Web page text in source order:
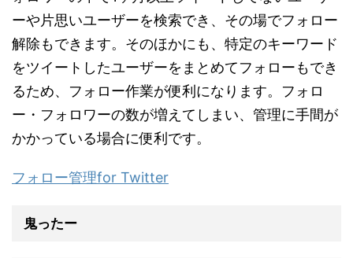
ーや片思いユーザーを検索でき、その場でフォロー
解除もできます。そのほかにも、特定のキーワード
をツイートしたユーザーをまとめてフォローもでき
るため、フォロー作業が便利になります。フォロ
ー・フォロワーの数が増えてしまい、管理に手間が
かかっている場合に便利です。
フォロー管理for Twitter
鬼ったー